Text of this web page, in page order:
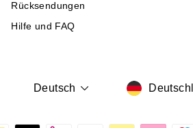
Rücksendungen
Hilfe und FAQ
SPRACHE
Deutsch